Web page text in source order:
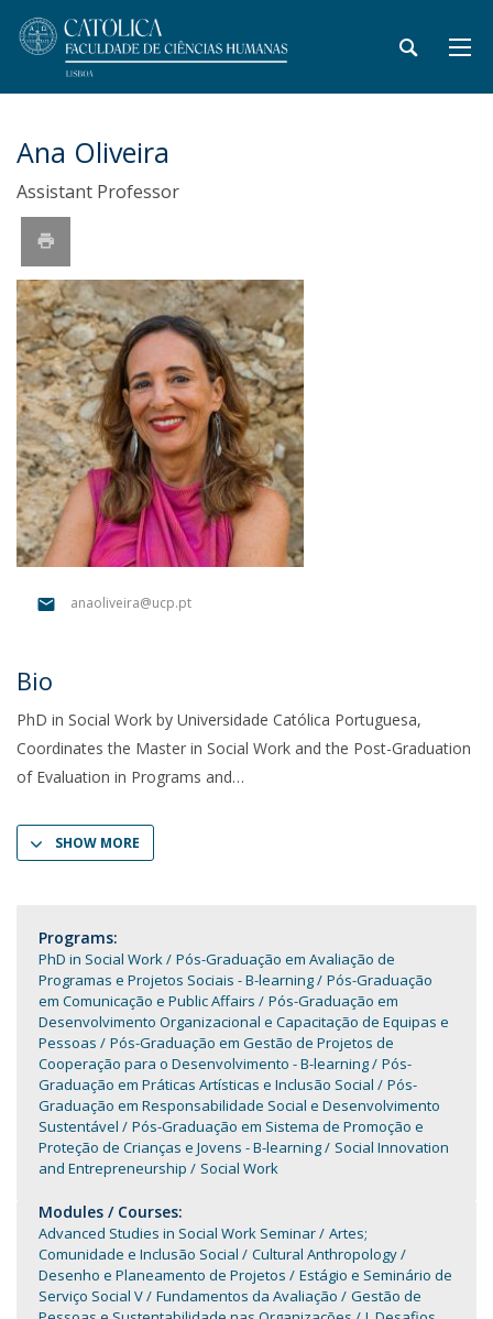
Ana Oliveira
Assistant Professor
anaoliveira@ucp.pt
Bio
PhD in Social Work by Universidade Católica Portuguesa,
Coordinates the Master in Social Work and the Post-Graduation
of Evaluation in Programs and
SHOW MORE
Programs:
PhD in Social Work
Pós-Graduação em Avaliação de
Programas e Projetos Sociais - B-learning
Pós-Graduação
em Comunicação e Public Affairs
Pós-Graduação em
Desenvolvimento Organizacional e Capacitação de Equipas e
Pessoas
Pós-Graduação em Gestão de Projetos de
Cooperação para o Desenvolvimento - B-learning
Pós-
Graduação em Práticas Artísticas e Inclusão Social
Pós-
Graduação em Responsabilidade Social e Desenvolvimento
Sustentável
Pós-Graduação em Sistema de Promoção e
Proteção de Crianças e Jovens - B-learning
Social Innovation
and Entrepreneurship
Social Work
Modules / Courses:
Advanced Studies in Social Work Seminar
Artes;
Comunidade e Inclusão Social
Cultural Anthropology
Desenho e Planeamento de Projetos
Estágio e Seminário de
Serviço Social V
Fundamentos da Avaliação
Gestão de